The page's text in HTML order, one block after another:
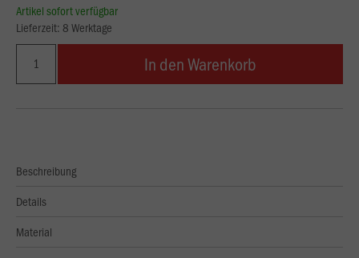
Artikel sofort verfügbar
Lieferzeit: 8 Werktage
In den Warenkorb
Beschreibung
Details
Material